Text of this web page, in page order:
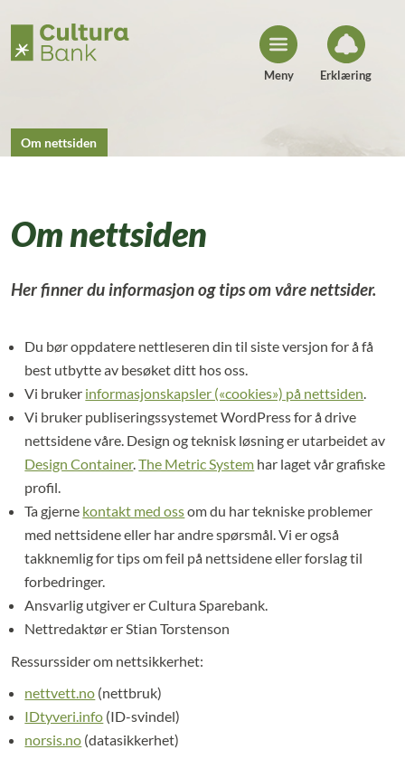
o
Meny Erklæring
Om nettsiden
Om nettsiden
Her finner du informasjon og tips om våre nettsider.
Du bør oppdatere nettleseren din til siste versjon for å få
best utbytte av besøket ditt hos oss.
Vi bruker informasjonskapsler («cookies») på nettsiden.
Vi bruker publiseringssystemet WordPress for å drive
nettsidene våre. Design og teknisk løsning er utarbeidet av
Design Container.The Metric System har laget vår grafiske
profil.
Ta gjerne kontakt med ossom du har tekniske problemer
med nettsidene eller har andre spørsmål. Vi er også
takknemlig for tips om feil på nettsidene eller forslag til
forbedringer.
Ansvarlig utgiver er Cultura Sparebank.
Nettredaktør er Stian Torstenson
Ressurssider om nettsikkerhet:
nettvett.no (nettbruk)
IDtyveri.info (ID-svindel)
norsis.no (datasikkerhet)